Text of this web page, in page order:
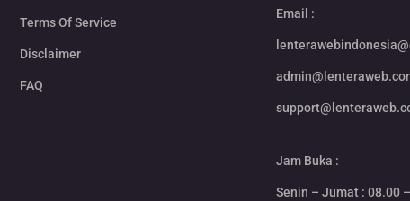
Terms Of Service
Disclaimer
FAQ
Email :
Jam Buka :
Senin – Jumat : 08.00